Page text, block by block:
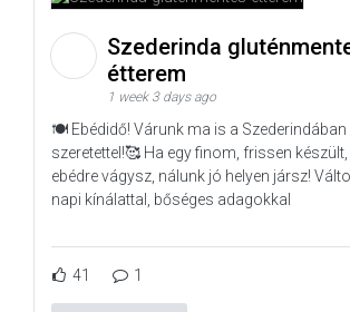
Szederinda
étterem
1 week 3 days ago
🍽️ Ebédidő! Várunk ma is a Szederindában
szeretettel!🥰 Ha egy finom, frissen
ebédre vágysz, nálunk jó helyen jársz!
napi kínálattal, bőséges adagokkal
41 1